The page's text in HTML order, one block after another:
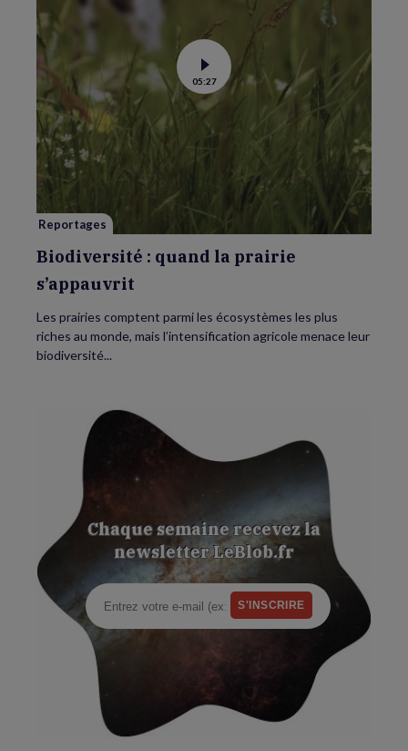
Voir
la
vidéo
de
Biodiversité
la
s’appauvrit
05:27
Reportages
Biodiversité : quand la prairie
s’appauvrit
Les prairies comptent parmi les écosystèmes les plus
riches au monde, mais l’intensification agricole menace leur
biodiversité...
Chaque semaine recevez la
newsletter LeBlob.fr